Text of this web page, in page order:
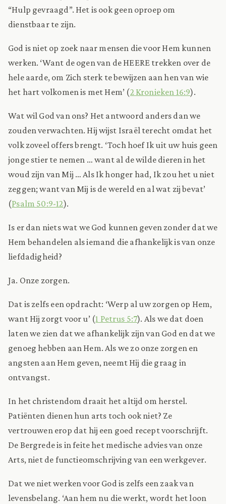
“Hulp gevraagd”. Het is ook geen oproep om
dienstbaar te zijn.
God is niet op zoek naar mensen die voor Hem kunnen
werken. ‘Want de ogen van de HEERE trekken over de
hele aarde, om Zich sterk te bewijzen aan hen van wie
het hart volkomen is met Hem’ (2 Kronieken 16:9).
Wat wil God van ons? Het antwoord anders dan we
zouden verwachten. Hij wijst Israël terecht omdat het
volk zoveel offers brengt. ‘Toch hoef Ik uit uw huis geen
jonge stier te nemen … want al de wilde dieren in het
woud zijn van Mij … Als Ik honger had, Ik zou het u niet
zeggen; want van Mij is de wereld en al wat zij bevat’
(Psalm 50:9-12).
Is er dan niets wat we God kunnen geven zonder dat we
Hem behandelen als iemand die afhankelijk is van onze
liefdadigheid?
Ja. Onze zorgen.
Dat is zelfs een opdracht: ‘Werp al uw zorgen op Hem,
want Hij zorgt voor u’ (1 Petrus 5:7). Als we dat doen
laten we zien dat we afhankelijk zijn van God en dat we
genoeg hebben aan Hem. Als we zo onze zorgen en
angsten aan Hem geven, neemt Hij die graag in
ontvangst.
In het christendom draait het altijd om herstel.
Patiënten dienen hun arts toch ook niet? Ze
vertrouwen erop dat hij een goed recept voorschrijft.
De Bergrede is in feite het medische advies van onze
Arts, niet de functieomschrijving van een werkgever.
Dat we niet werken voor God is zelfs een zaak van
levensbelang. ‘Aan hem nu die werkt, wordt het loon